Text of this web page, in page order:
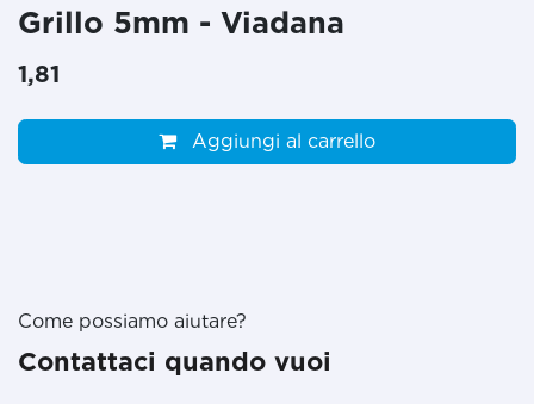
Grillo 5mm - Viadana
1,81
Aggiungi al carrello
Come possiamo aiutare?
Contattaci quando vuoi